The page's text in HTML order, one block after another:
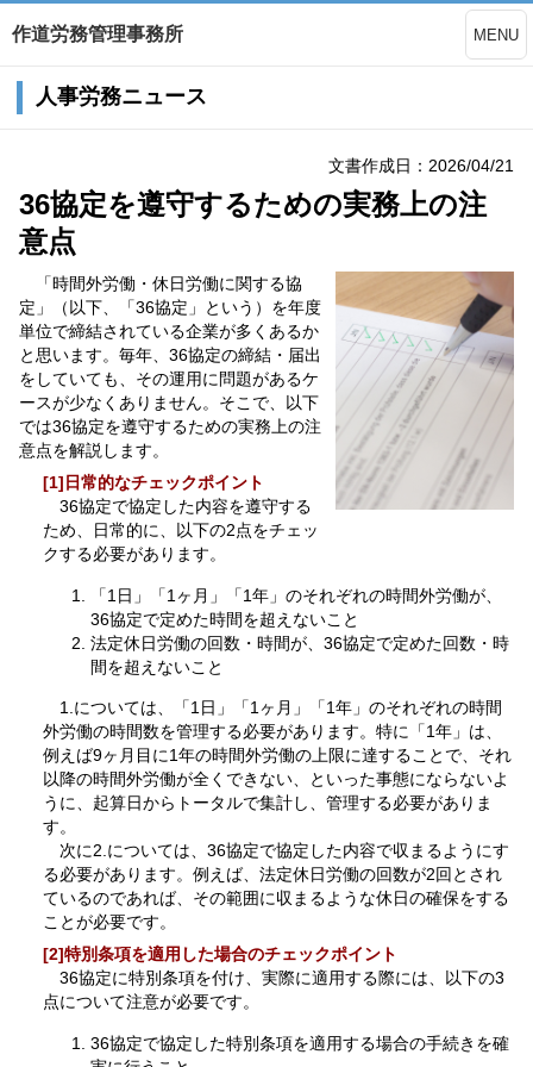
作道労務管理事務所 MENU
人事労務ニュース
文書作成日：2026/04/21
36協定を遵守するための実務上の注
意点
「時間外労働・休日労働に関する協
定」（以下、「36協定」という）を年度
単位で締結されている企業が多くあるか
と思います。毎年、36協定の締結・届出
をしていても、その運用に問題があるケ
ースが少なくありません。そこで、以下
では36協定を遵守するための実務上の注
意点を解説します。
[1]日常的なチェックポイント
36協定で協定した内容を遵守する
ため、日常的に、以下の2点をチェッ
クする必要があります。
「1日」「1ヶ月」「1年」のそれぞれの時間外労働が、
36協定で定めた時間を超えないこと
法定休日労働の回数・時間が、36協定で定めた回数・時
間を超えないこと
1.については、「1日」「1ヶ月」「1年」のそれぞれの時間
外労働の時間数を管理する必要があります。特に「1年」は、
例えば9ヶ月目に1年の時間外労働の上限に達することで、それ
以降の時間外労働が全くできない、といった事態にならないよ
うに、起算日からトータルで集計し、管理する必要がありま
す。
次に2.については、36協定で協定した内容で収まるようにす
る必要があります。例えば、法定休日労働の回数が2回とされ
ているのであれば、その範囲に収まるような休日の確保をする
ことが必要です。
[2]特別条項を適用した場合のチェックポイント
36協定に特別条項を付け、実際に適用する際には、以下の3
点について注意が必要です。
36協定で協定した特別条項を適用する場合の手続きを確